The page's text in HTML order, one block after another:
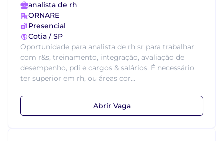
analista de rh
ORNARE
Presencial
Cotia / SP
Oportunidade para analista de rh sr para trabalhar
com r&s, treinamento, integração, avaliação de
desempenho, pdi e cargos & salários. É necessário
ter superior em rh, ou áreas cor...
Abrir Vaga